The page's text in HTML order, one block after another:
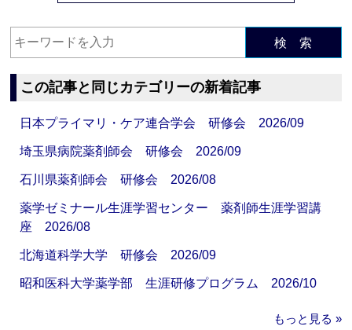
検 索
この記事と同じカテゴリーの新着記事
日本プライマリ・ケア連合学会 研修会 2026/09
埼玉県病院薬剤師会 研修会 2026/09
石川県薬剤師会 研修会 2026/08
薬学ゼミナール生涯学習センター 薬剤師生涯学習講
座 2026/08
北海道科学大学 研修会 2026/09
昭和医科大学薬学部 生涯研修プログラム 2026/10
もっと見る »